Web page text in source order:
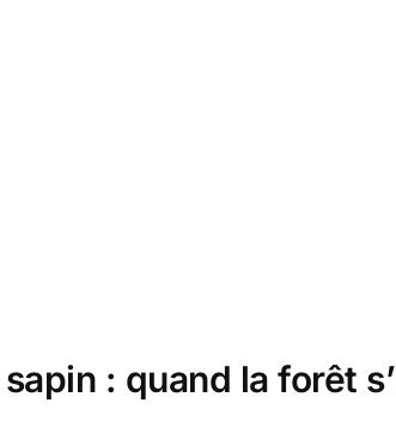
: quand la forêt